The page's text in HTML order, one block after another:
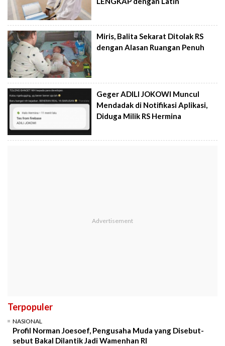
Miris, Balita Sekarat Ditolak RS
dengan Alasan Ruangan Penuh
Geger ADILI JOKOWI Muncul
Mendadak di Notifikasi Aplikasi,
Diduga Milik RS Hermina
Terpopuler
NASIONAL
Profil Norman Joesoef, Pengusaha Muda yang Disebut-
sebut Bakal Dilantik Jadi Wamenhan RI